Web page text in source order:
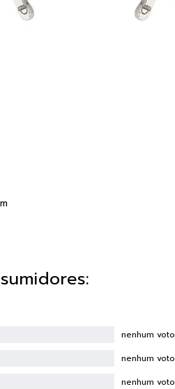
nenhum voto
nenhum voto
nenhum voto